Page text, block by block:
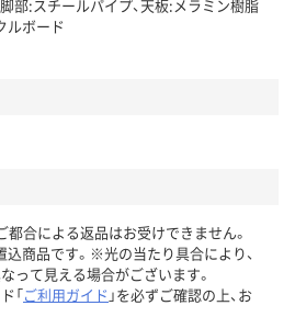
脚部:スチールパイプ、天板:メラミン樹脂
ルボード
都合による返品はお受けできません。
商品です。※光の当たり具合により、
って見える場合がございます。
「ご利用ガイド 」を必ずご確認の上、お